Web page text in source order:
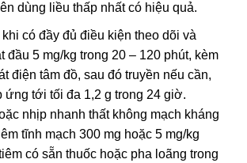
dùng liều thấp nhất có hiệu quả.
có đầy đủ điều kiện theo dõi và
đầu 5 mg/kg trong 20 – 120 phút, kèm
điện tâm đồ, sau đó truyền nếu cần,
ứng tới tối đa 1,2 g trong 24 giờ.
nhịp nhanh thất không mạch kháng
tĩnh mạch 300 mg hoặc 5 mg/kg
có sẵn thuốc hoặc pha loãng trong